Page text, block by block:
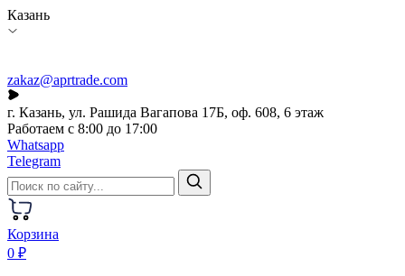
Казань
zakaz@aprtrade.com
г. Казань, ул. Рашида Вагапова 17Б, оф. 608, 6 этаж
Работаем с 8:00 до 17:00
Whatsapp
Telegram
Корзина
0 ₽